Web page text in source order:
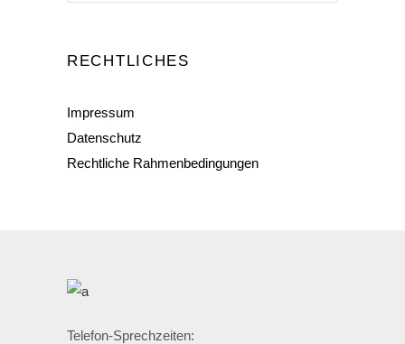
RECHTLICHES
Impressum
Datenschutz
Rechtliche Rahmenbedingungen
Telefon-Sprechzeiten: